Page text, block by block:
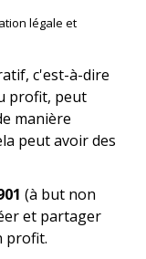
légale et
c'est-à-dire
profit, peut
manière
peut avoir des
(à but non
et partager
profit.